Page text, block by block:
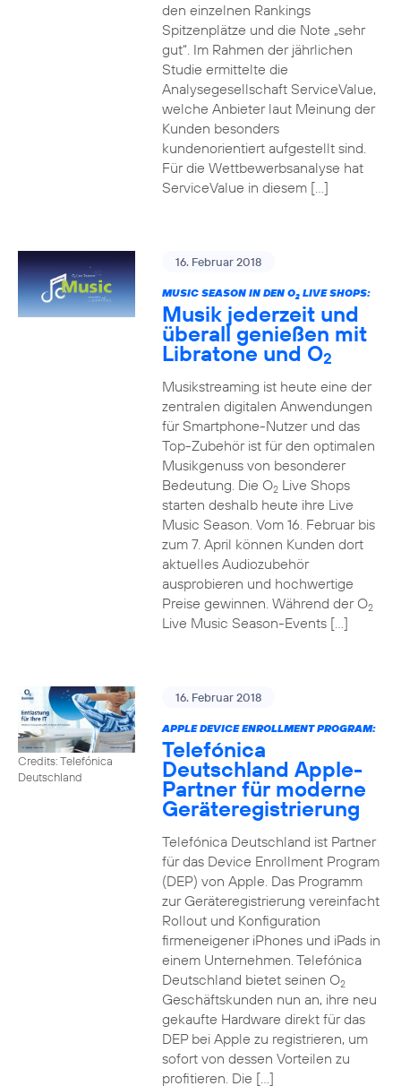
den einzelnen Rankings
Spitzenplätze und die Note „sehr
gut“. Im Rahmen der jährlichen
Studie ermittelte die
Analysegesellschaft ServiceValue,
welche Anbieter laut Meinung der
Kunden besonders
kundenorientiert aufgestellt sind.
Für die Wettbewerbsanalyse hat
ServiceValue in diesem […]
16. Februar 2018
MUSIC SEASON IN DEN O2LIVE SHOPS:
Musik jederzeit und
überall genießen mit
Libratone und O2
Musikstreaming ist heute eine der
zentralen digitalen Anwendungen
für Smartphone-Nutzer und das
Top-Zubehör ist für den optimalen
Musikgenuss von besonderer
Bedeutung. Die O2Live Shops
starten deshalb heute ihre Live
Music Season. Vom 16. Februar bis
zum 7. April können Kunden dort
aktuelles Audiozubehör
ausprobieren und hochwertige
Preise gewinnen. Während der O2
Live Music Season-Events […]
Credits: Telefónica
Deutschland
16. Februar 2018
APPLE DEVICE ENROLLMENT PROGRAM:
Telefónica
Deutschland Apple-
Partner für moderne
Geräteregistrierung
Telefónica Deutschland ist Partner
für das Device Enrollment Program
(DEP) von Apple. Das Programm
zur Geräteregistrierung vereinfacht
Rollout und Konfiguration
firmeneigener iPhones und iPads in
einem Unternehmen. Telefónica
Deutschland bietet seinen O2
Geschäftskunden nun an, ihre neu
gekaufte Hardware direkt für das
DEP bei Apple zu registrieren, um
sofort von dessen Vorteilen zu
profitieren. Die […]